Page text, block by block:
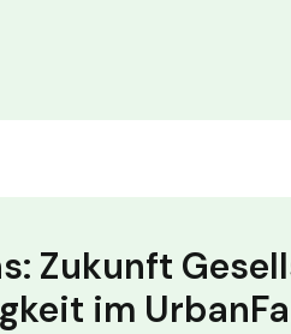
Zukunft
im